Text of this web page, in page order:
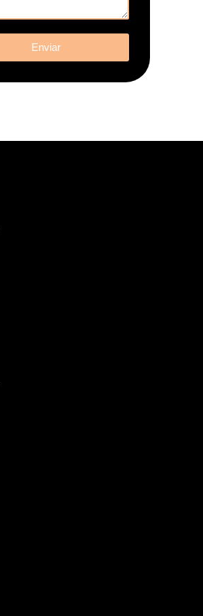
Enviar